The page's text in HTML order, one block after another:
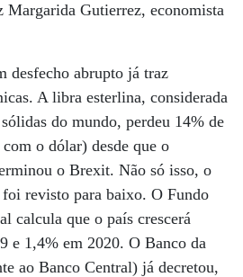
Margarida Gutierrez, economista
desfecho abrupto já traz
A libra esterlina, considerada
do mundo, perdeu 14% de
o dólar) desde que o
o Brexit. Não só isso, o
revisto para baixo. O Fundo
calcula que o país crescerá
e 1,4% em 2020. O Banco da
ao Banco Central) já decretou,